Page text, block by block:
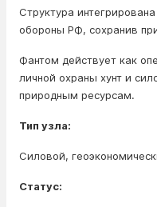
Структура
обороны РФ, сохранив
Фантом действует как
личной охраны хунт и
природным ресурсам.
Тип узла:
Силовой,
Статус: